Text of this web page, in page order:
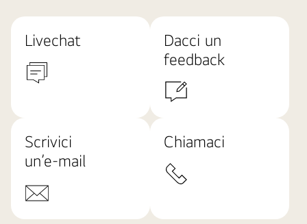
Livechat
Dacci un
feedback
Scrivici
un’e-mail
Chiamaci